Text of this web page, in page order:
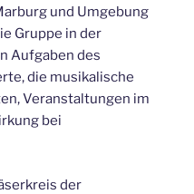
und Umgebung
Gruppe in der
Aufgaben des
die musikalische
Veranstaltungen im
bei
der